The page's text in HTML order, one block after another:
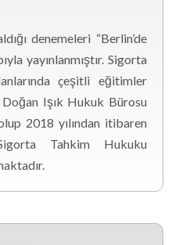
denemeleri “Berlin’de
yayınlanmıştır. Sigorta
çeşitli eğitimler
Doğan Işık Hukuk Bürosu
2018 yılından itibaren
Tahkim Hukuku